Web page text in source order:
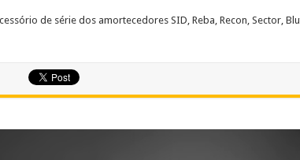
de série dos amortecedores SID, Reba, Recon, Sector,